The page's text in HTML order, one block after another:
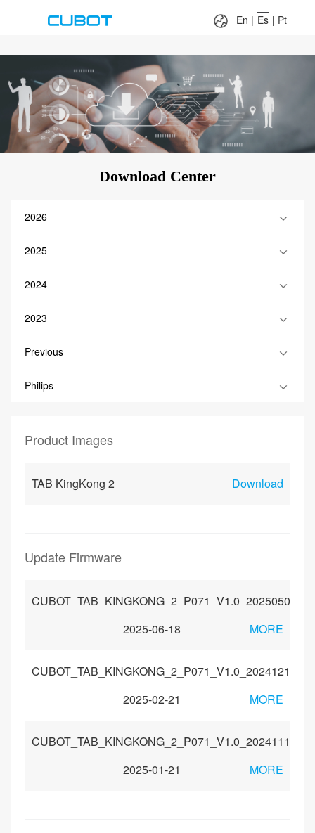
Pt
En | Es | Pt
Download Center
2026
2025
2024
2023
Previous
Philips
Product Images
TAB KingKong 2 Download
Update Firmware
CUBOT_TAB_KINGKONG_2_P071_V1.0_20250509
2025-06-18
MORE
CUBOT_TAB_KINGKONG_2_P071_V1.0_20241211
2025-02-21
MORE
CUBOT_TAB_KINGKONG_2_P071_V1.0_20241118
2025-01-21
MORE